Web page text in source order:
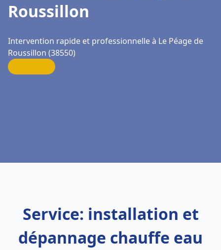
Roussillon
Intervention rapide et professionnelle à Le Péage de
Roussillon (38550)
Service: installation et
dépannage chauffe eau